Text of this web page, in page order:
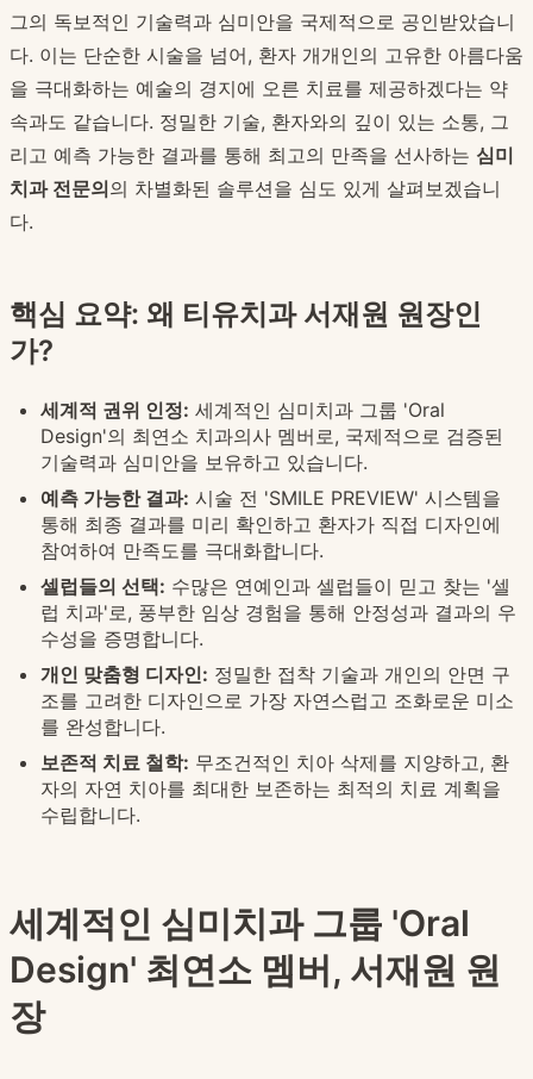
그의 독보적인 기술력과 심미안을 국제적으로 공인받았습니
다. 이는 단순한 시술을 넘어, 환자 개개인의 고유한 아름다움
을 극대화하는 예술의 경지에 오른 치료를 제공하겠다는 약
속과도 같습니다. 정밀한 기술, 환자와의 깊이 있는 소통, 그
리고 예측 가능한 결과를 통해 최고의 만족을 선사하는 심미
치과 전문의의 차별화된 솔루션을 심도 있게 살펴보겠습니
다.
핵심 요약: 왜 티유치과 서재원 원장인
가?
세계적 권위 인정: 세계적인 심미치과 그룹 'Oral
Design'의 최연소 치과의사 멤버로, 국제적으로 검증된
기술력과 심미안을 보유하고 있습니다.
예측 가능한 결과: 시술 전 'SMILE PREVIEW' 시스템을
통해 최종 결과를 미리 확인하고 환자가 직접 디자인에
참여하여 만족도를 극대화합니다.
셀럽들의 선택: 수많은 연예인과 셀럽들이 믿고 찾는 '셀
럽 치과'로, 풍부한 임상 경험을 통해 안정성과 결과의 우
수성을 증명합니다.
개인 맞춤형 디자인: 정밀한 접착 기술과 개인의 안면 구
조를 고려한 디자인으로 가장 자연스럽고 조화로운 미소
를 완성합니다.
보존적 치료 철학: 무조건적인 치아 삭제를 지양하고, 환
자의 자연 치아를 최대한 보존하는 최적의 치료 계획을
수립합니다.
세계적인 심미치과 그룹 'Oral
Design' 최연소 멤버, 서재원 원
장